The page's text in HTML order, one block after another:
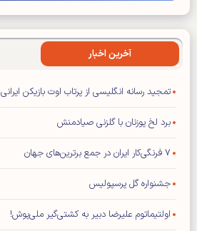
آخرین اخبار
تمجید رسانه انگلیسی از پرتاب اوت بازیکن ایرانی
برد لخ پوزنان با گلزنی صیادمنش
۷ فرنگی‌کار ایران در جمع برترین‌های جهان
جشنواره گل پرسپولیس
اولتیماتوم علیرضا دبیر به کشتی‌گیر ملی‌پوش!